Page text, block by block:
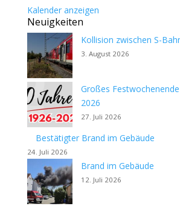
Kalender anzeigen
Neuigkeiten
Kollision zwischen S-
3. August 2026
Großes
2026
27. Juli 2026
Bestätigter Brand im Gebäude
24. Juli 2026
Brand im Gebäude
12. Juli 2026